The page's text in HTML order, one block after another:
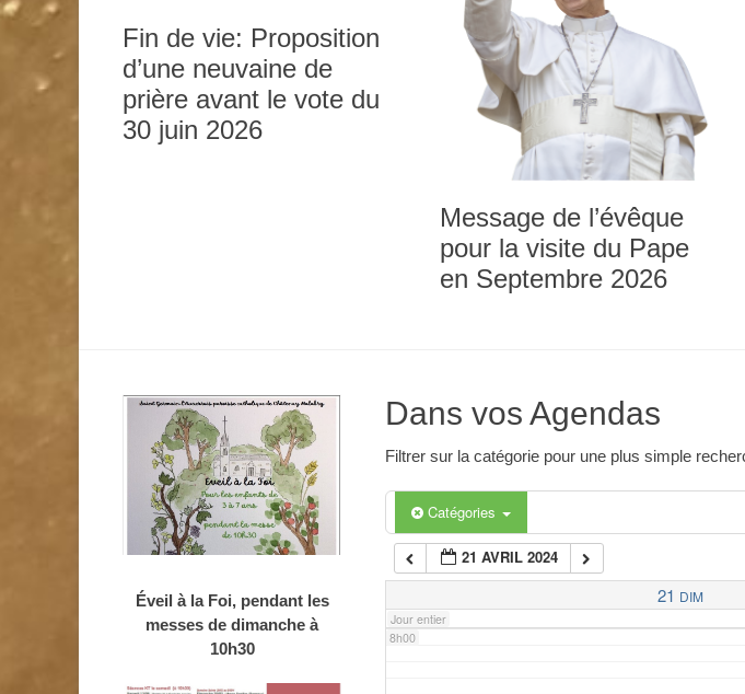
Fin de vie: Proposition
d’une neuvaine de
prière avant le vote du
30 juin 2026
Message de l’évêque
pour la visite du Pape
en Septembre 2026
Dans vos Agendas
Filtrer sur la catégorie pour une plus simple
Catégories
21 AVRIL 2024
21 DIM
Jour entier
6h00
7h00
8h00
Éveil à la Foi, pendant les
messes de dimanche à
10h30